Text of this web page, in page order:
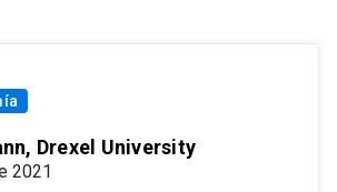
Drexel University
2021